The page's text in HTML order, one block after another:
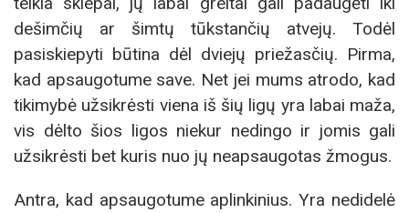
dešimčių ar šimtų tūkstančių atvejų. Todėl
pasiskiepyti būtina dėl dviejų priežasčių. Pirma,
kad apsaugotume save. Net jei mums atrodo, kad
tikimybė užsikrėsti viena iš šių ligų yra labai maža,
vis dėlto šios ligos niekur nedingo ir jomis gali
užsikrėsti bet kuris nuo jų neapsaugotas žmogus.
Antra, kad apsaugotume aplinkinius. Yra nedidelė